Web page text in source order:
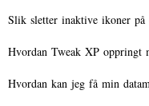
Slik sletter inaktive ikoner på
Hvordan Tweak XP oppringt
Hvordan kan jeg få min